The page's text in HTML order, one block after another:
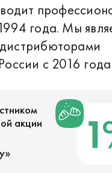
года. Мы
с 2016 года
акции
»